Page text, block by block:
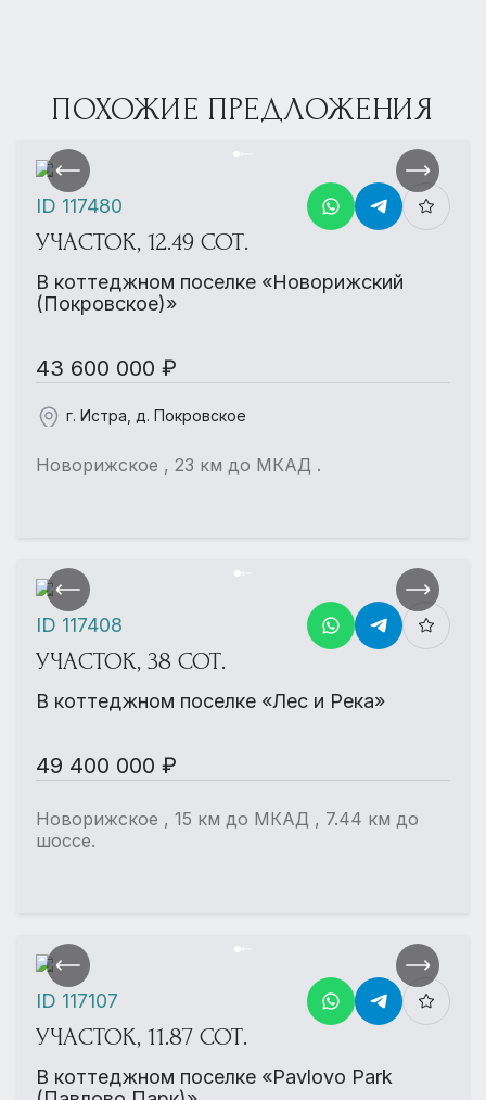
ПОХОЖИЕ ПРЕДЛОЖЕНИЯ
УЧАСТОК, 12.49 СОТ.
В коттеджном поселке «Новорижский
(Покровское)»
43 600 000 ₽
г. Истра, д. Покровское
Новорижское , 23 км до МКАД .
ID 117480
УЧАСТОК, 38 СОТ.
В коттеджном поселке «Лес и Река»
49 400 000 ₽
Новорижское , 15 км до МКАД , 7.44 км до
шоссе.
ID 117408
УЧАСТОК, 11.87 СОТ.
В коттеджном поселке «Pavlovo Park
ID 117107